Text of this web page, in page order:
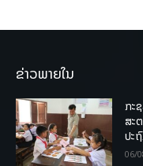
ຂ່າວພາຍໃນ
ກະ
ສະ
ປະ
06/